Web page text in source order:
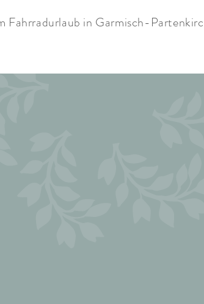
Fahrradurlaub in Garmisch-